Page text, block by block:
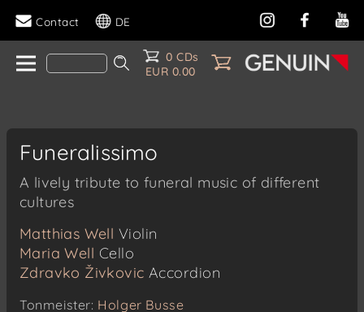
Contact DE
0 CDs
EUR 0.00
Funeralissimo
A lively tribute to funeral music of different
cultures
Matthias Well Violin
Maria Well Cello
Zdravko Živkovic Accordion
Tonmeister: Holger Busse